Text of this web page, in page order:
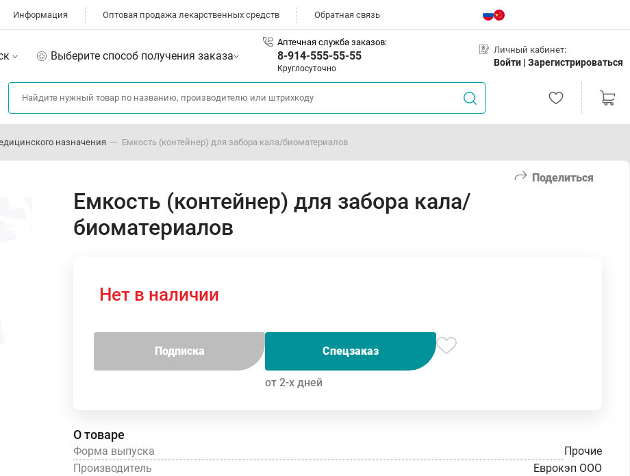
Информация Оптовая продажа лекарственных средств Обратная связь
Выберите способ получения заказа
Аптечная служба заказов:
8-914-555-55-55
Круглосуточно
Личный кабинет:
Войти | Зарегистрироваться
назначения Емкость (контейнер) для забора кала/биоматериалов
Поделиться
Емкость (контейнер) для забора кала/
биоматериалов
Нет в наличии
Подписка Спецзаказ
от 2-х дней
О товаре
Форма выпуска
Прочие
Производитель
Еврокэп ООО